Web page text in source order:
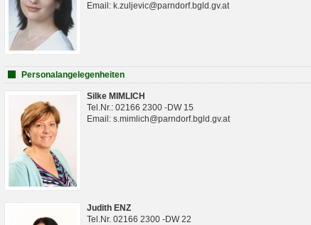
Email: k.zuljevic@parndorf.bgld.gv.at
Personalangelegenheiten
Silke MIMLICH
Tel.Nr.: 02166 2300 -DW 15
Email: s.mimlich@parndorf.bgld.gv.at
Judith ENZ
Tel.Nr. 02166 2300 -DW 22